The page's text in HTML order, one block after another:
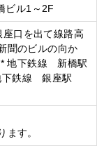
ビル1～2F
を出て線路高
聞のビルの向か
* 地下鉄線 新橋駅
鉄線 銀座駅
ます。